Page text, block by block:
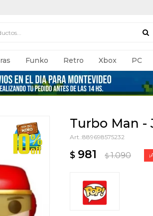
Funko Retro Xbox PC
Turbo Man -
889698575232
$ 981 $ 1.090